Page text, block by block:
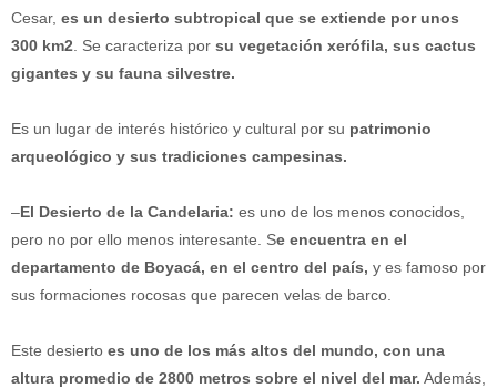
Cesar, es un desierto subtropical que se extiende por unos
300 km2 . Se caracteriza por su vegetación xerófila, sus cactus
gigantes y su fauna silvestre.
Es un lugar de interés histórico y cultural por su patrimonio
arqueológico y sus tradiciones campesinas.
–El Desierto de la Candelaria: es uno de los menos conocidos,
pero no por ello menos interesante. Se encuentra en el
departamento de Boyacá, en el centro del país, y es famoso por
sus formaciones rocosas que parecen velas de barco.
Este desierto es uno de los más altos del mundo, con una
altura promedio de 2800 metros sobre el nivel del mar. Además,